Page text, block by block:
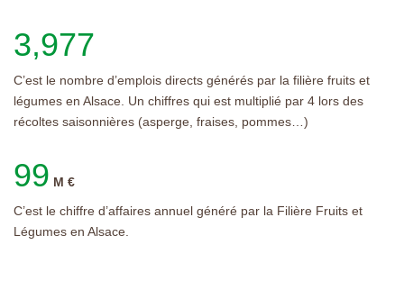
3,990
C’est le nombre d’emplois directs générés par la filière fruits et
légumes en Alsace. Un chiffres qui est multiplié par 4 lors des
récoltes saisonnières (asperge, fraises, pommes…)
100 M €
C’est le chiffre d’affaires annuel généré par la Filière Fruits et
Légumes en Alsace.